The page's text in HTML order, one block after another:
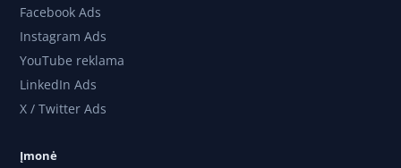
Facebook Ads
Instagram Ads
YouTube reklama
LinkedIn Ads
X / Twitter Ads
Įmonė